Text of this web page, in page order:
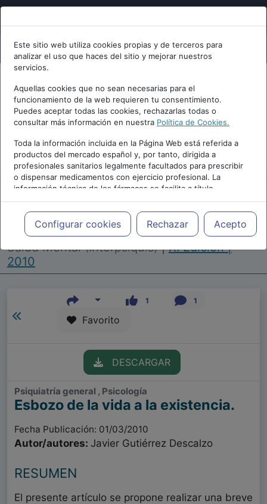
Este sitio web utiliza cookies propias y de terceros para
analizar el uso que haces del sitio y mejorar nuestros
servicios.
Aquellas cookies que no sean necesarias para el
funcionamiento de la web requieren tu consentimiento.
Puedes aceptar todas las cookies, rechazarlas todas o
consultar más información en nuestra Política de Cookies.
Toda la información incluida en la Página Web está referida a
productos del mercado español y, por tanto, dirigida a
profesionales sanitarios legalmente facultados para prescribir
o dispensar medicamentos con ejercicio profesional. La
información técnica de los fármacos se facilita a título
meramente informativo, siendo responsabilidad de los
profesionales facultados prescribir medicamentos y decidir, en
cada caso concreto, el tratamiento más adecuado a las
necesidades del paciente.
Configurar cookies Rechazar Acepto
Repositorio de Artículos |Congreso Virtual
Internacional de Psiquiatría, Psicología y
Salud Mental (Interpsiquis)|XI Edición |
2010
1 1
Favorito
DESCARGAR
Psiquiatría general , Psicología
Esbozo de la vida a la existencia.
Fecha Publicación: 01/03/2010
Autor/autores: Javier Gutiérrez Descalzo
RESUMEN
El presente artículo se propone realizar una breve